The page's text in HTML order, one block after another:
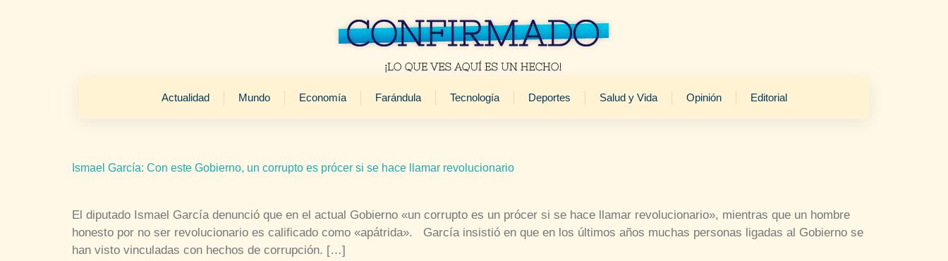
Actualidad Mundo Economía Farándula Tecnología Deportes Salud y Vida Opinión Editorial
Ismael García: Con este Gobierno, un corrupto es prócer si se hace llamar revolucionario
El diputado Ismael García denunció que en el actual Gobierno «un corrupto es un prócer si se hace llamar revolucionario», mientras que un hombre
honesto por no ser revolucionario es calificado como «apátrida». García insistió en que en los últimos años muchas personas ligadas al Gobierno se
han visto vinculadas con hechos de corrupción. […]